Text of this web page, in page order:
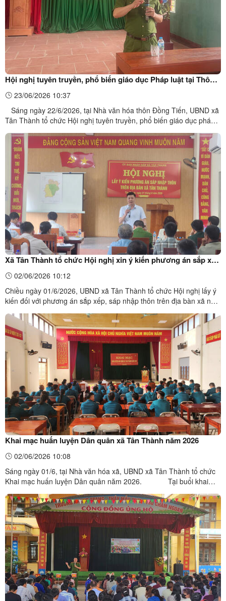
Hội nghị tuyên truyền, phổ biến giáo dục Pháp luật tại Thôn
Đồng Tiến
23/06/2026 10:37
Sáng ngày 22/6/2026, tại Nhà văn hóa thôn Đồng Tiến, UBND xã
Tân Thành tổ chức Hội nghị tuyên truyền, phổ biến giáo dục pháp
có bí thư chi bộ, trưởng thôn, trưởng ban công tác mặt trận, tổ
trưởng tổ an ninh cơ sở, thôn đội trưởng, ...
Xã Tân Thành tổ chức Hội nghị xin ý kiến phương án sắp xếp
thôn năm 2026
02/06/2026 10:12
Chiều ngày 01/6/2026, UBND xã Tân Thành tổ chức Hội nghị lấy ý
kiến đối với phương án sắp xếp, sáp nhập thôn trên địa bàn xã năm
21/CT-TTg ngày 20/5/2026 của Thủ tướng Chính phủ về việc sắp
xếp thôn, tổ dân phố và bố trí, sử dụng, ...
Khai mạc huấn luyện Dân quân xã Tân Thành năm 2026
02/06/2026 10:08
Sáng ngày 01/6, tại Nhà văn hóa xã, UBND xã Tân Thành tổ chức
Khai mạc huấn luyện Dân quân năm 2026. Tại buổi khai
lập Ban Tổ chức, Tổ giáo viên; quyết định triệu tập lực lượng tham
gia huấn luyện; quyết định tổ chức, biên ...